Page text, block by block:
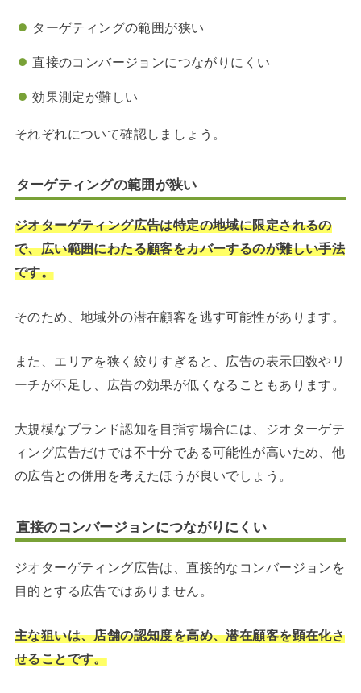
ターゲティングの範囲が狭い
直接のコンバージョンにつながりにくい
効果測定が難しい
それぞれについて確認しましょう。
ターゲティングの範囲が狭い
ジオターゲティング広告は特定の地域に限定されるの
で、広い範囲にわたる顧客をカバーするのが難しい手法
です。
そのため、地域外の潜在顧客を逃す可能性があります。
また、エリアを狭く絞りすぎると、広告の表示回数やリ
ーチが不足し、広告の効果が低くなることもあります。
大規模なブランド認知を目指す場合には、ジオターゲテ
ィング広告だけでは不十分である可能性が高いため、他
の広告との併用を考えたほうが良いでしょう。
直接のコンバージョンにつながりにくい
ジオターゲティング広告は、直接的なコンバージョンを
目的とする広告ではありません。
主な狙いは、店舗の認知度を高め、潜在顧客を顕在化さ
せることです。